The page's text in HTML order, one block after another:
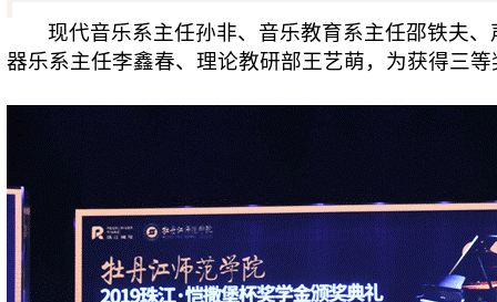
现代音乐系主任孙非、音乐教育系主任邵铁夫
器乐系主任李鑫春、理论教研部王艺萌，为获得三